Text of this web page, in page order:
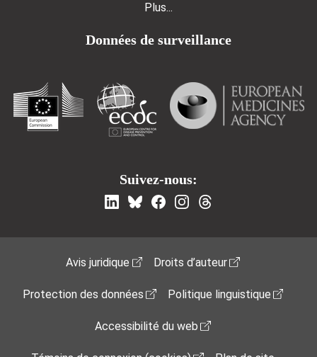
Plus...
Données de surveillance
Suivez-nous:
Footer Menu
Avis juridique Droits d’auteur
Protection des données Politique linguistique
Accessibilité du web